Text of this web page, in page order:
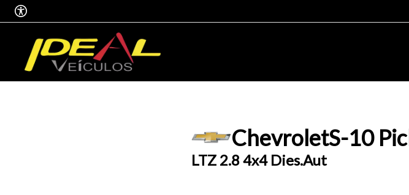
ChevroletS-10
LTZ 2.8 4x4 Dies.Aut